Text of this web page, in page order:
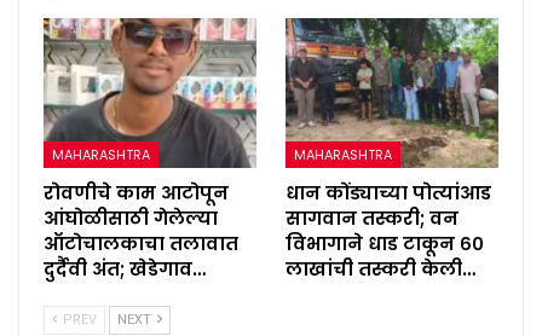
MAHARASHTRA
रोवणीचे काम आटोपून
आंघोळीसाठी गेलेल्या
ऑटोचालकाचा तलावात
दुर्दैवी अंत; खेडेगाव…
MAHARASHTRA
धान कोंड्याच्या पोत्यांआड
सागवान तस्करी; वन
विभागाने धाड टाकून ६०
लाखांची तस्करी केली…
PREV NEXT